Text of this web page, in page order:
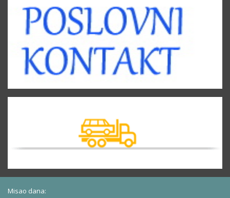
Misao dana: